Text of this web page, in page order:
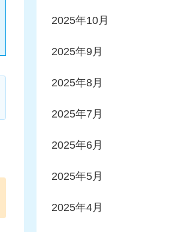
2025年10月
2025年9月
2025年8月
2025年7月
2025年6月
2025年5月
2025年4月